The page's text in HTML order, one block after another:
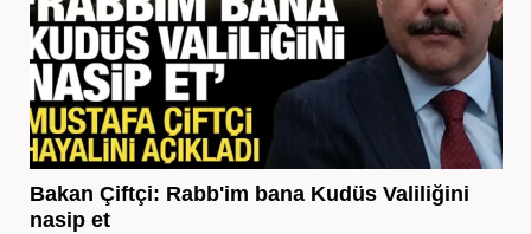
Bakan Çiftçi: Rabb'im bana Kudüs Valiliğini
nasip et